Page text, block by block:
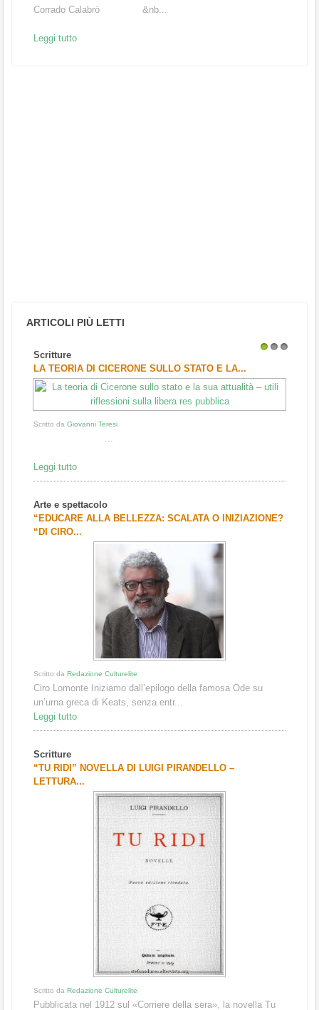
Corrado Calabrò &nb...
Leggi tutto
ARTICOLI PIÙ LETTI
Scritture
LA TEORIA DI CICERONE SULLO STATO E LA...
Scritto da Giovanni Teresi
...
Leggi tutto
Arte e spettacolo
“EDUCARE ALLA BELLEZZA: SCALATA O INIZIAZIONE?
“DI CIRO...
Scritto da Redazione Culturelite
Ciro Lomonte Iniziamo dall’epilogo della famosa Ode su
un’urna greca di Keats, senza entr...
Leggi tutto
Scritture
“TU RIDI” NOVELLA DI LUIGI PIRANDELLO –
LETTURA...
Scritto da Redazione Culturelite
Pubblicata nel 1912 sul «Corriere della sera», la novella Tu